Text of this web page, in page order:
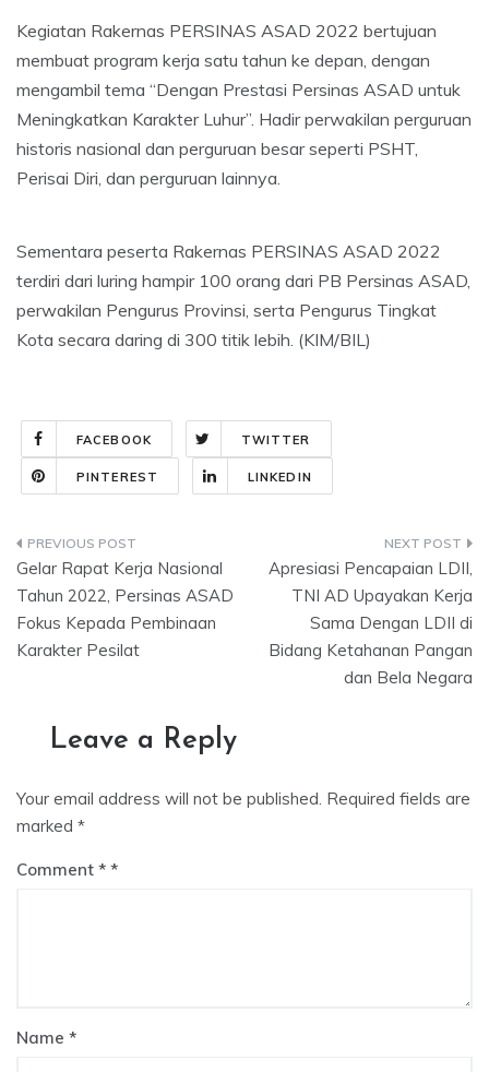
Kegiatan Rakernas PERSINAS ASAD 2022 bertujuan
membuat program kerja satu tahun ke depan, dengan
mengambil tema “Dengan Prestasi Persinas ASAD untuk
Meningkatkan Karakter Luhur”. Hadir perwakilan perguruan
historis nasional dan perguruan besar seperti PSHT,
Perisai Diri, dan perguruan lainnya.
Sementara peserta Rakernas PERSINAS ASAD 2022
terdiri dari luring hampir 100 orang dari PB Persinas ASAD,
perwakilan Pengurus Provinsi, serta Pengurus Tingkat
Kota secara daring di 300 titik lebih. (KIM/BIL)
FACEBOOK TWITTER
PINTEREST LINKEDIN
Post
navigation
Gelar Rapat Kerja Nasional
Tahun 2022, Persinas ASAD
Fokus Kepada Pembinaan
Karakter Pesilat
Apresiasi Pencapaian LDII,
TNI AD Upayakan Kerja
Sama Dengan LDII di
Bidang Ketahanan Pangan
dan Bela Negara
Leave a Reply
Your email address will not be published. Required fields are
marked *
Comment *
Name *